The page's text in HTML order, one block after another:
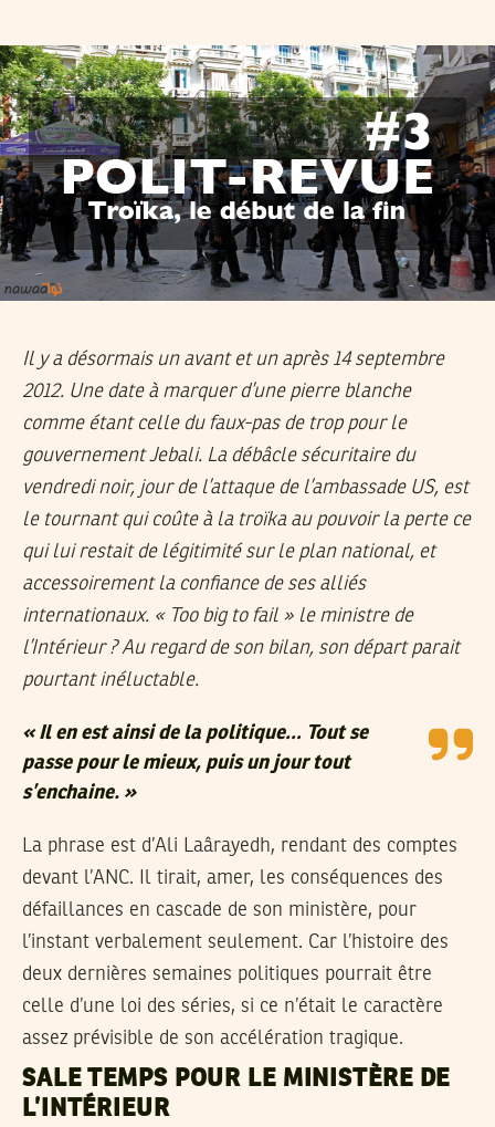
Il y a désormais un avant et un après 14 septembre
2012. Une date à marquer d’une pierre blanche
comme étant celle du faux-pas de trop pour le
gouvernement Jebali. La débâcle sécuritaire du
vendredi noir, jour de l’attaque de l’ambassade US, est
le tournant qui coûte à la troïka au pouvoir la perte ce
qui lui restait de légitimité sur le plan national, et
accessoirement la confiance de ses alliés
internationaux. « Too big to fail » le ministre de
l’Intérieur ? Au regard de son bilan, son départ parait
pourtant inéluctable.
«Il en est ainsi de la politique… Tout se
passe pour le mieux, puis un jour tout
s’enchaine. »
La phrase est d’Ali Laârayedh, rendant des comptes
devant l’ANC. Il tirait, amer, les conséquences des
défaillances en cascade de son ministère, pour
l’instant verbalement seulement. Car l’histoire des
deux dernières semaines politiques pourrait être
celle d’une loi des séries, si ce n’était le caractère
assez prévisible de son accélération tragique.
SALE TEMPS POUR LE MINISTÈRE DE
L’INTÉRIEUR